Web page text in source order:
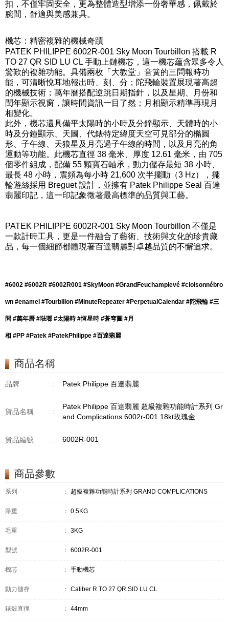
扣，不僅牢固安全，更為整體造型增添一份奢華感，佩戴於
腕間，舒適與美感兼具。
機芯：精密複雜的機械奇蹟
PATEK PHILIPPE 6002R-001 Sky Moon Tourbillon 搭載 R
TO 27 QR SID LU CL 手動上鏈機芯，這一機芯蘊含眾多令人
驚歎的複雜功能。具備兩枚「大教堂」音簧的三問報時功
能，可清晰悅耳地報出時、刻、分；陀飛輪裝置展現著高超
的機械技術；萬年曆搭配逆跳日期指針，以及星期、月份和
閏年顯示視窗，讓時間資訊一目了然；月相顯示精準再現月
相變化。
此外，機芯還具備平太陽時的小時及分鐘顯示、天體時的小
時及分鐘顯示、天圖、代錶特定緯度天空可見部分的橢圓
形、子午線、天狼星及月亮過子午線的時間，以及月亮的角
運動等功能。此機芯直徑 38 毫米、厚度 12.61 毫米，由 705
個零件組成，配備 55 顆寶石軸承，動力儲存最短 38 小時、
最長 48 小時，震頻為每小時 21,600 次半擺動（3 Hz），擺
輪遊絲採用 Breguet 設計，並擁有 Patek Philippe Seal 百達
翡麗印記，這一印記象徵著最高標準的品質與工藝。
PATEK PHILIPPE 6002R-001 Sky Moon Tourbillon 不僅是
一款計時工具，更是一件融合了藝術、技術與文化的珍貴藏
品，每一個細節都體現著百達翡麗對卓越品質的不懈追求。
#6002 #6002R #6002R001 #SkyMoon #GrandFeuchamplevé #cloisonnébro
wn #enamel #Tourbillon #MinuteRepeater #PerpetualCalendar #陀飛輪 #三
問 #萬年曆 #琺瑯 #太陽時 #恆星時 #蒼穹圖 #月
相 #PP #Patek #PatekPhilippe #百達翡麗
商品名稱
品牌 : Patek Philippe 百達翡麗
貨品名稱 :
Patek Philippe 百達翡麗 超級複雜功能時計系列 Gr
and Complications 6002r-001 18kt玫瑰金
貨品編號 : 6002R-001
商品參數
系列 ： 超級複雜功能時計系列 GRAND COMPLICATIONS
淨重 ： 0.5KG
毛重 ： 3KG
型號 ： 6002R-001
機芯 ： 手動機芯
動力儲存 ： Caliber R TO 27 QR SID LU CL
錶殼直徑 ： 44mm